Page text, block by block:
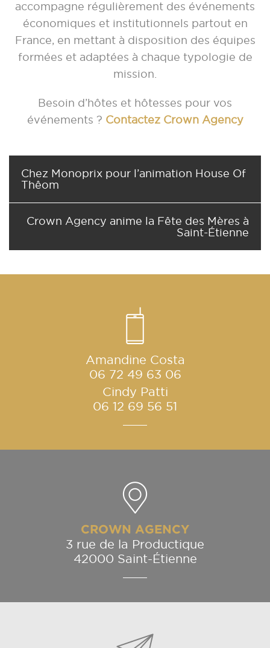
accompagne régulièrement des événements
économiques et institutionnels partout en
France, en mettant à disposition des équipes
formées et adaptées à chaque typologie de
mission.
Besoin d’hôtes et hôtesses pour vos
événements ? Contactez Crown Agency
Chez Monoprix pour l’animation House Of
Thêom
Crown Agency anime la Fête des Mères à
Saint-Étienne
Amandine Costa
06 72 49 63 06
Cindy Patti
06 12 69 56 51
CROWN AGENCY
3 rue de la Productique
42000 Saint-Étienne